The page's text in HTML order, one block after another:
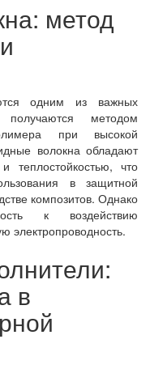
метод
одним из важных
методом
при высокой
волокна обладают
теплостойкостью, что
в защитной
композитов. Однако
к воздействию
электропроводность.
в